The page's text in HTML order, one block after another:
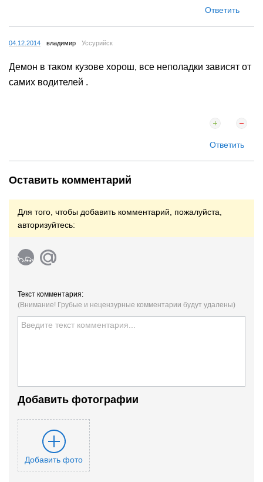
Ответить
04.12.2014 владимир Уссурийск
Демон в таком кузове хорош, все неполадки зависят от
самих водителей .
Ответить
Оставить комментарий
Для того, чтобы добавить комментарий, пожалуйста,
авторизуйтесь:
Текст комментария:
(Внимание! Грубые и нецензурные комментарии будут удалены)
Добавить фотографии
Добавить фото